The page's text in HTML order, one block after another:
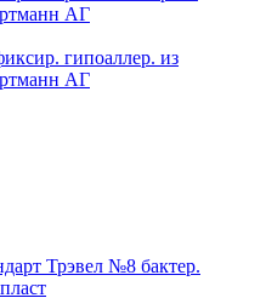
гипоаллер. из
AГ